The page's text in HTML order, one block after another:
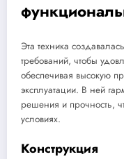
Эта техника
требований, чтобы
обеспечивая высокую
эксплуатации. В ней
решения и прочность,
условиях.
Конструкция